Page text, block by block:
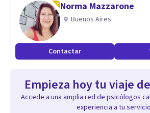
Norma Mazzarone
Buenos Aires
Contactar
Empieza hoy tu viaje
Accede a una amplia red de psicólogos
experiencia a tu